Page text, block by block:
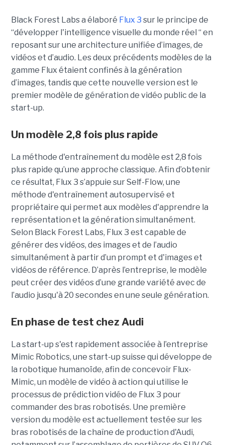
Black Forest Labs a élaboré Flux 3 sur le principe de
“développer l'intelligence visuelle du monde réel “ en
reposant sur une architecture unifiée d’images, de
vidéos et d’audio. Les deux précédents modèles de la
gamme Flux étaient confinés à la génération
d’images, tandis que cette nouvelle version est le
premier modèle de génération de vidéo public de la
start-up.
Un modèle 2,8 fois plus rapide
La méthode d'entraînement du modèle est 2,8 fois
plus rapide qu’une approche classique. Afin d’obtenir
ce résultat, Flux 3 s’appuie sur Self-Flow, une
méthode d'entraînement autosupervisé et
propriétaire qui permet aux modèles d'apprendre la
représentation et la génération simultanément.
Selon Black Forest Labs, Flux 3 est capable de
générer des vidéos, des images et de l’audio
simultanément à partir d’un prompt et d'images et
vidéos de référence. D’après l’entreprise, le modèle
peut créer des vidéos d’une grande variété avec de
l’audio jusqu'à 20 secondes en une seule génération.
En phase de test chez Audi
La start-up s'est rapidement associée à l’entreprise
Mimic Robotics, une start-up suisse qui développe de
la robotique humanoïde, afin de concevoir Flux-
Mimic, un modèle de vidéo à action qui utilise le
processus de prédiction vidéo de Flux 3 pour
commander des bras robotisés. Une première
version du modèle est actuellement testée sur les
bras robotisés de la chaîne de production d'Audi,